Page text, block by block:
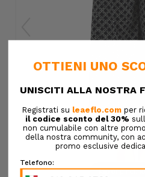
Tap or pinch